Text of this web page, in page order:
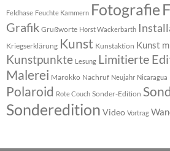
Feldhase Feuchte Kammern Fotografie
Grafik Grußworte Horst Wackerbarth
Kriegserklärung Kunst Kunstaktion Kunst
Kunstpunkte Lesung Limitierte
Malerei Marokko Nachruf Neujahr Nicaragua
Polaroid Rote Couch Sonder-Edition
Sonderedition Video Vortrag